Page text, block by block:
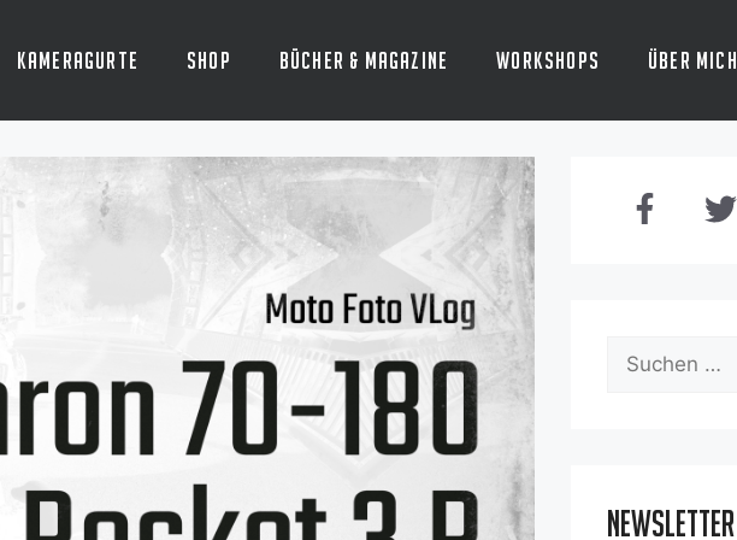
Kameragurte Shop Bücher & Magazine Workshops Über mich
Suchen
Newsletter